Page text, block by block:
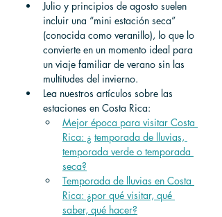
Julio y principios de agosto suelen
incluir una “mini estación seca”
(conocida como veranillo), lo que lo
convierte en un momento ideal para
un viaje familiar de verano sin las
multitudes del invierno.
Lea nuestros artículos sobre las
estaciones en Costa Rica:
Mejor época para visitar Costa
Rica: ¿ temporada de lluvias,
temporada verde o temporada
seca?
Temporada de lluvias en Costa
Rica: ¿por qué visitar, qué
saber, qué hacer?